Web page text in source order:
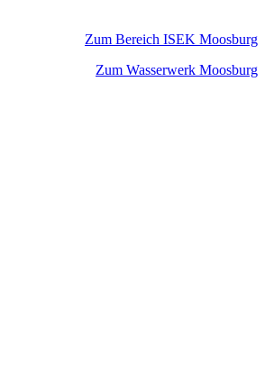
Zum Bereich ISEK Moosburg
Zum Wasserwerk Moosburg